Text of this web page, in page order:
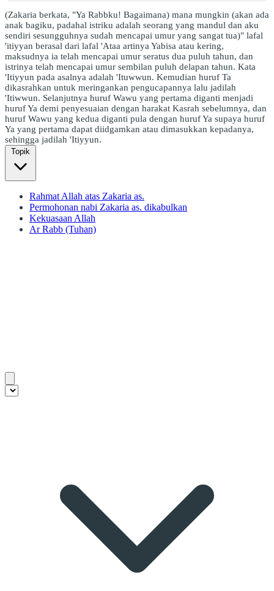
(Zakaria berkata, "Ya Rabbku! Bagaimana) mana mungkin (akan ada
anak bagiku, padahal istriku adalah seorang yang mandul dan aku
sendiri sesungguhnya sudah mencapai umur yang sangat tua)" lafal
'itiyyan berasal dari lafal 'Ataa artinya Yabisa atau kering,
maksudnya ia telah mencapai umur seratus dua puluh tahun, dan
istrinya telah mencapai umur sembilan puluh delapan tahun. Kata
'Itiyyun pada asalnya adalah 'Ituwwun. Kemudian huruf Ta
dikasrahkan untuk meringankan pengucapannya lalu jadilah
'Itiwwun. Selanjutnya huruf Wawu yang pertama diganti menjadi
huruf Ya demi penyesuaian dengan harakat Kasrah sebelumnya, dan
huruf Wawu yang kedua diganti pula dengan huruf Ya supaya huruf
Ya yang pertama dapat diidgamkan atau dimasukkan kepadanya,
sehingga jadilah 'Itiyyun.
Topik
Rahmat Allah atas Zakaria as.
Permohonan nabi Zakaria as. dikabulkan
Kekuasaan Allah
Ar Rabb (Tuhan)